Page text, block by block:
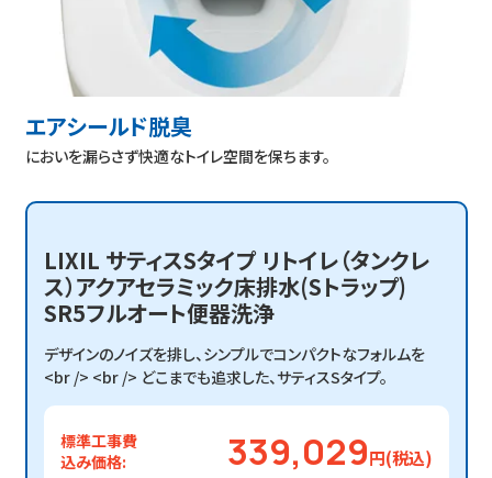
エアシールド脱臭
においを漏らさず快適なトイレ空間を保ちます。
LIXIL サティスSタイプ リトイレ（タンクレ
ス）アクアセラミック床排水(Sトラップ)
SR5フルオート便器洗浄
デザインのノイズを排し、シンプルでコンパクトなフォルムを
<br /> <br /> どこまでも追求した、サティスSタイプ。
標準工事費
込み価格:
339,029円(税込)